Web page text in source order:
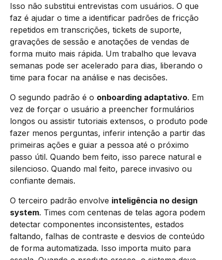
Isso não substitui entrevistas com usuários. O que
faz é ajudar o time a identificar padrões de fricção
repetidos em transcrições, tickets de suporte,
gravações de sessão e anotações de vendas de
forma muito mais rápida. Um trabalho que levava
semanas pode ser acelerado para dias, liberando o
time para focar na análise e nas decisões.
O segundo padrão é o onboarding adaptativo. Em
vez de forçar o usuário a preencher formulários
longos ou assistir tutoriais extensos, o produto pode
fazer menos perguntas, inferir intenção a partir das
primeiras ações e guiar a pessoa até o próximo
passo útil. Quando bem feito, isso parece natural e
silencioso. Quando mal feito, parece invasivo ou
confiante demais.
O terceiro padrão envolve inteligência no design
system. Times com centenas de telas agora podem
detectar componentes inconsistentes, estados
faltando, falhas de contraste e desvios de conteúdo
de forma automatizada. Isso importa muito para